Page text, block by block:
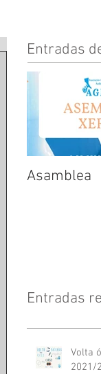
Entradas
Asamblea
Entradas
Volta
2021/